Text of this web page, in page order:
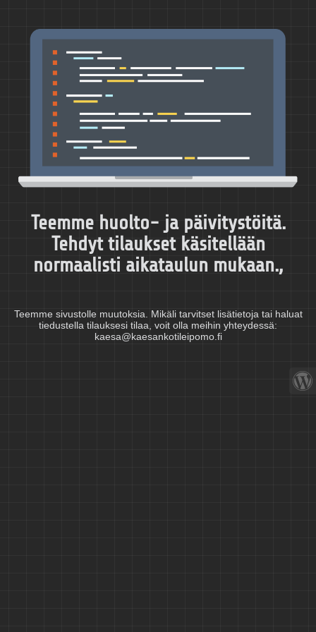
Teemme huolto- ja päivitystöitä.
Tehdyt tilaukset käsitellään
normaalisti aikataulun mukaan.,
Teemme sivustolle muutoksia. Mikäli tarvitset lisätietoja tai haluat
tiedustella tilauksesi tilaa, voit olla meihin yhteydessä:
kaesa@kaesankotileipomo.fi